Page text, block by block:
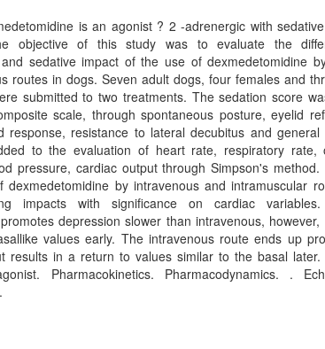
is an agonist ? 2 -adrenergic with
objective of this study was to evaluate the
sedative impact of the use of dexmedetomidine
routes in dogs. Seven adult dogs, four females and
submitted to two treatments. The sedation score
scale, through spontaneous posture, eyelid
response, resistance to lateral decubitus and general
to the evaluation of heart rate, respiratory rate,
pressure, cardiac output through Simpson's method.
dexmedetomidine by intravenous and intramuscular
impacts with significance on cardiac variables.
depression slower than intravenous,
values early. The intravenous route ends up
results in a return to values similar to the basal later.
Pharmacokinetics. Pharmacodynamics. .